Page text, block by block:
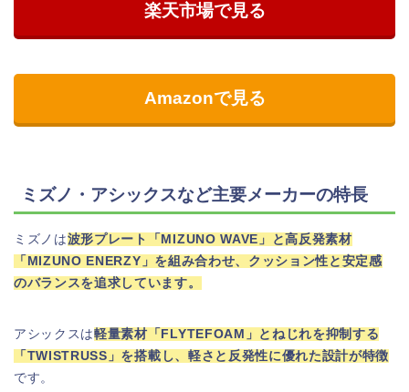
楽天市場で見る
Amazonで見る
ミズノ・アシックスなど主要メーカーの特長
ミズノは波形プレート「MIZUNO WAVE」と高反発素材
「MIZUNO ENERZY」を組み合わせ、クッション性と安定感
のバランスを追求しています。
アシックスは軽量素材「FLYTEFOAM」とねじれを抑制する
「TWISTRUSS」を搭載し、軽さと反発性に優れた設計が特徴
です。